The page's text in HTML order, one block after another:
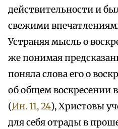
действительности и
свежими
Устраняя мысль о
же понимая
поняла слова его о
об общем воскресении
(Ин. 11, 24), Христовы
для себя отрады в